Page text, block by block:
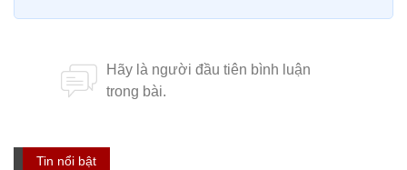
Tin nổi bật